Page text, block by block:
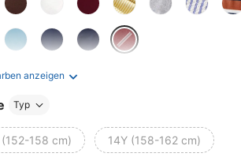
anzeigen
Typ
(152-158 cm) 14Y (158-162 cm)